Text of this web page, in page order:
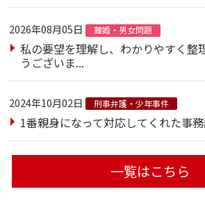
2026年08月05日 離婚・男女問題
私の要望を理解し、わかりやすく整
うございま...
2024年10月02日 刑事弁護・少年事件
1番親身になって対応してくれた事
一覧はこちら